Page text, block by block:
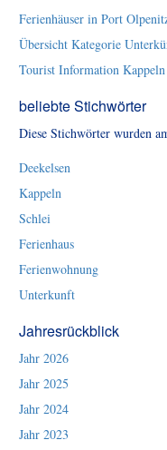
Ferienhäuser in Port
Übersicht Kategorie
Tourist Information Kappeln
beliebte Stichwörter
Diese Stichwörter wurden
Deekelsen
Kappeln
Schlei
Ferienhaus
Ferienwohnung
Unterkunft
Jahresrückblick
Jahr 2026
Jahr 2025
Jahr 2024
Jahr 2023